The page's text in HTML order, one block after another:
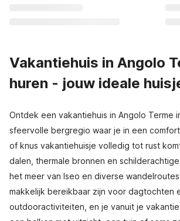
Vakantiehuis in Angolo
huren - jouw ideale
Ontdek een vakantiehuis in Angolo Terme
sfeervolle bergregio waar je in een
of knus vakantiehuisje volledig tot rust
dalen, thermale bronnen en
het meer van Iseo en diverse
makkelijk bereikbaar zijn voor dagtochten
outdooractiviteiten, en je vanuit je